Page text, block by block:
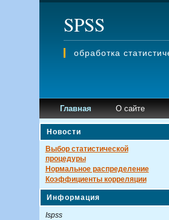
SPSS
обработка
Главная О сайте
Новости
Выбор статистической
процедуры
Нормальное распределение
Коэффициенты корреляции
Информация
Ispss